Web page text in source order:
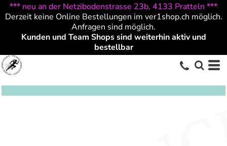
*** neu an der Netzibodenstrasse 23b, 4133 Pratteln ***
Derzeit keine Online Bestellungen im ver1shop.ch möglich.
Anfragen sind möglich.
Kunden und Team Shops sind weiterhin aktiv und
bestellbar